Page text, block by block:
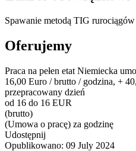
Spawanie metodą TIG rurociągów
Oferujemy
Praca na pełen etat Niemiecka
16,00 Euro / brutto / godzina, +
przepracowany dzień
od 16 do 16 EUR
(brutto)
(Umowa o pracę) za godzinę
Udostępnij
Opublikowano: 09 July 2024